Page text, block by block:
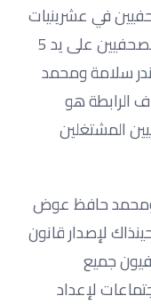
في عشرينيات
القرن الماضي، بعد تأسيس أول رابطة للصحفيين على يد 5
سلامة ومحمد
هو
المشتغلين
ومحمد حافظ عوض
لإصدار قانون
جميع
لإعداد